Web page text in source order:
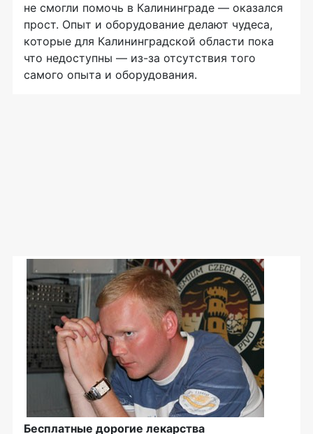
не смогли помочь в Калининграде — оказался
прост. Опыт и оборудование делают чудеса,
которые для Калининградской области пока
что недоступны — из-за отсутствия того
самого опыта и оборудования.
Бесплатные дорогие лекарства